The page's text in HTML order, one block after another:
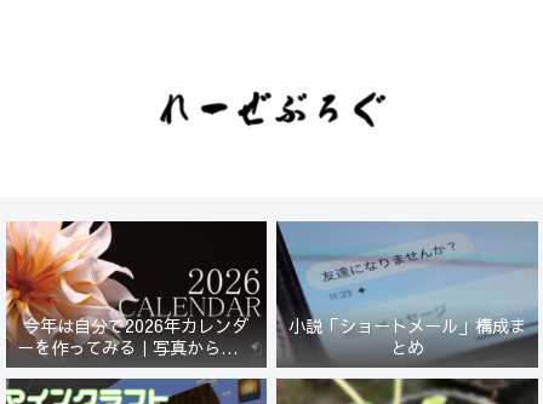
今年は自分で2026年カレンダ
ーを作ってみる｜写真から始ま
る小さなプロジェクト【一灯
花】
小説「ショートメール」構成ま
とめ